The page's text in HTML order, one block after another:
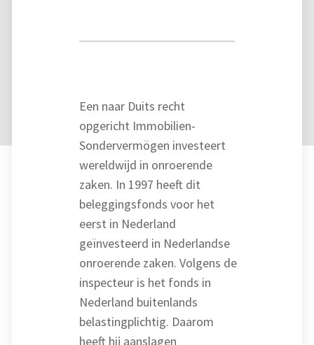
Een naar Duits recht
opgericht Immobilien-
Sondervermögen investeert
wereldwijd in onroerende
zaken. In 1997 heeft dit
beleggingsfonds voor het
eerst in Nederland
geïnvesteerd in Nederlandse
onroerende zaken. Volgens de
inspecteur is het fonds in
Nederland buitenlands
belastingplichtig. Daarom
heeft hij aanslagen